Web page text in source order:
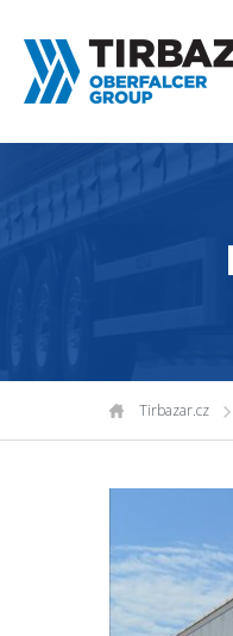
Tirbazar.cz